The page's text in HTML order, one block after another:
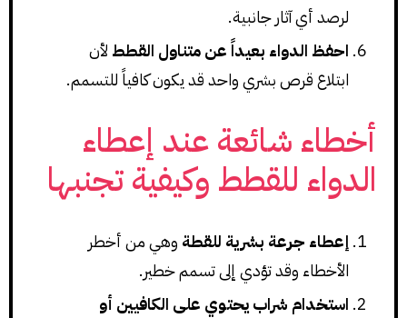
لرصد أي آثار جانبية.
احفظ الدواء بعيداً عن متناول القطط لأن
ابتلاع قرص بشري واحد قد يكون كافياً للتسمم.
أخطاء شائعة عند إعطاء
الدواء للقطط وكيفية تجنبها
إعطاء جرعة بشرية للقطة وهي من أخطر
الأخطاء وقد تؤدي إلى تسمم خطير.
استخدام شراب يحتوي على الكافيين أو